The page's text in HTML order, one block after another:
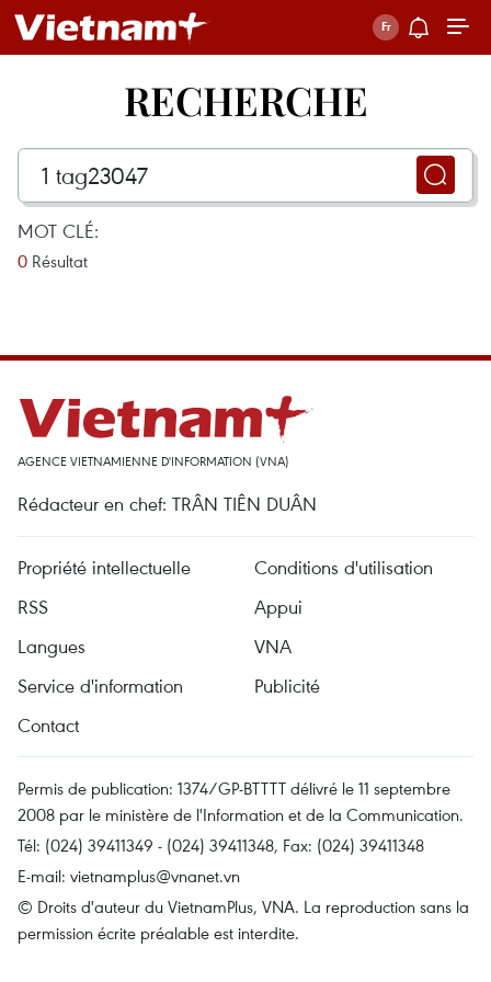
RECHERCHE
MOT CLÉ:
0 Résultat
AGENCE VIETNAMIENNE D'INFORMATION (VNA)
Rédacteur en chef: TRÂN TIÊN DUÂN
Propriété intellectuelle
Conditions d'utilisation
RSS
Appui
Langues
VNA
Service d'information
Publicité
Contact
Permis de publication: 1374/GP-BTTTT délivré le 11 septembre
2008 par le ministère de l'Information et de la Communication.
Tél: (024) 39411349 - (024) 39411348, Fax: (024) 39411348
E-mail: vietnamplus@vnanet.vn
© Droits d'auteur du VietnamPlus, VNA. La reproduction sans la
permission écrite préalable est interdite.